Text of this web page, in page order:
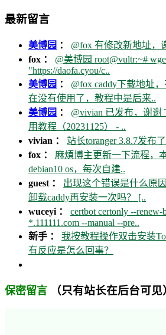
最新留言
美博园 ： @fox 有修改新地址，
fox ： @美博园 root@vultr:~#
"https://daofa.cyou/c..
美博园 ： @fox caddy下载地址
在没有使用了，教程中是后来..
美博园 ： @vivian 已发布，谢谢
用教程（20231125） - ..
vivian ： 站长toranger 3.8.7发布了
fox ： 麻煩博主更新一下流程，
debian10 os，每次自建..
guest ： 出现这个错误是什么原
卸载caddy再安装一次吗？ [..
wuceyi ： certbot certonly --renew-
*.111111.com --manual --pre..
新手 ： 我按教程操作双击安装
有反应是怎么回事？
保密留言 （只有站长在后台可见